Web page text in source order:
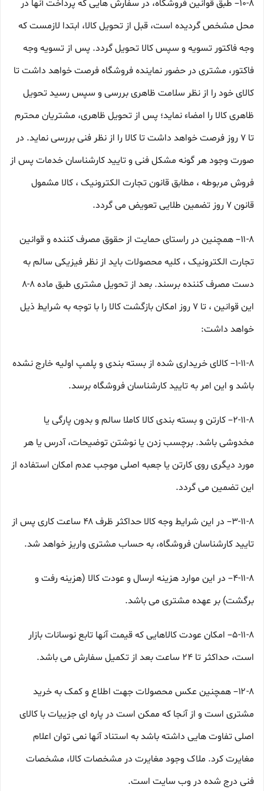
۱۰-۸– طبق قوانین فروشگاه، در سفارش هایی که پرداخت آنها در
محل مشخص گردیده است، قبل از تحویل کالا، ابتدا لازمست که
وجه فاکتور تسویه و سپس کالا تحویل گردد. پس از تسویه وجه
فاکتور، مشتری در حضور نماینده فروشگاه فرصت خواهد داشت تا
کالای خود را از نظر سلامت ظاهری بررسی و سپس رسید تحویل
ظاهری کالا را امضاء نماید؛ پس از تحویل ظاهری، مشتریان محترم
تا ۷ روز فرصت خواهد داشت تا کالا را از نظر فنی بررسی نماید. در
صورت وجود هر گونه مشکل فنی و تایید کارشناسان خدمات پس از
فروش مربوطه ، مطابق قانون تجارت الکترونیک ، کالا مشمول
قانون ۷ روز تضمین طلایی تعویض می گردد.
۱۱-۸– همچنین در راستای حمایت از حقوق مصرف کننده و قوانین
تجارت الکترونیک ، کلیه محصولات باید از نظر فیزیکی سالم به
دست مصرف کننده برسند. بعد از تحویل مشتری طبق ماده ۸-۸
این قوانین ، تا ۷ روز امکان بازگشت کالا را با توجه به شرایط ذیل
خواهد داشت:
۱-۱۱-۸– کالای خریداری شده از بسته بندی و پلمپ اولیه خارج نشده
باشد و این امر به تایید کارشناسان فروشگاه برسد.
۲-۱۱-۸– کارتن و بسته بندی کالا کاملا سالم و بدون پارگی یا
مخدوشی باشد. برچسب زدن یا نوشتن توضیحات، آدرس یا هر
مورد دیگری روی کارتن یا جعبه اصلی موجب عدم امکان استفاده از
این تضمین می گردد.
۳-۱۱-۸– در این شرایط وجه کالا حداکثر ظرف ۴۸ ساعت کاری پس از
تایید کارشناسان فروشگاه، به حساب مشتری واریز خواهد شد.
۴-۱۱-۸– در این موارد هزینه ارسال و عودت کالا (هزینه رفت و
برگشت) بر عهده مشتری می باشد.
۵-۱۱-۸– امکان عودت کالاهایی که قیمت آنها تابع نوسانات بازار
است، حداکثر تا ۲۴ ساعت بعد از تکمیل سفارش می باشد.
۱۲-۸– همچنین عکس محصولات جهت اطلاع و کمک به خرید
مشتری است و از آنجا که ممکن است در پاره ای جزییات با کالای
اصلی تفاوت هایی داشته باشد به استناد آنها نمی توان اعلام
مغایرت کرد. ملاک وجود مغایرت در مشخصات کالا، مشخصات
فنی درج شده در وب سایت است.